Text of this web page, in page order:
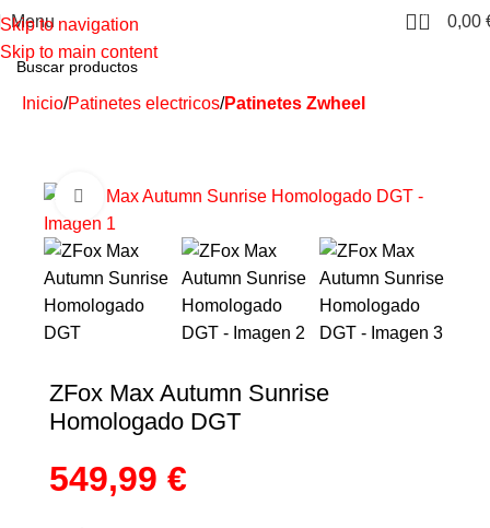
Skip to navigation
Skip to main content
Menu 0 0,00
Inicio Patinetes electricos Patinetes Zwheel
ZFox Max Autumn Sunrise
Homologado DGT
549,99 €